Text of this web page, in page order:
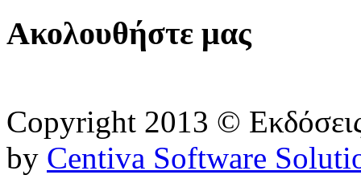
Ακολουθήστε μας
Copyright 2013 ©
by Centiva Software